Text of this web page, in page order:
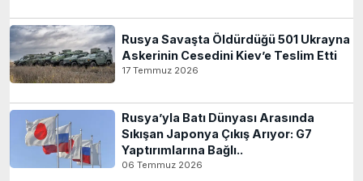
Rusya Savaşta Öldürdüğü 501 Ukrayna
Askerinin Cesedini Kiev’e Teslim Etti
17 Temmuz 2026
Rusya’yla Batı Dünyası Arasında
Sıkışan Japonya Çıkış Arıyor: G7
Yaptırımlarına Bağlı..
06 Temmuz 2026